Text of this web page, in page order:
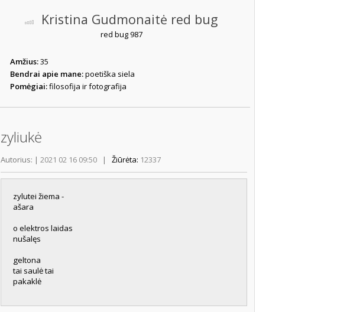
Kristina Gudmonaitė red bug
red bug 987
Amžius:35
Bendrai apie mane:poetiška siela
Pomėgiai:filosofija ir fotografija
zyliukė
Autorius: | 2021 02 16 09:50 | Žiūrėta: 12337
zylutei žiema -
ašara
o elektros laidas
nušalęs
geltona
tai saulė tai
pakaklė